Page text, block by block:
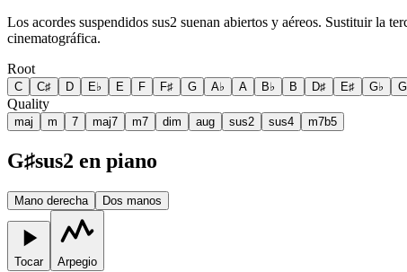
Los acordes suspendidos sus2 suenan abiertos y aéreos. Sustituir la
cinematográfica.
Root
C C♯ D E♭ E F F♯ G A♭ A B♭ B D♯ E♯ G♭
Quality
maj m 7 maj7 m7 dim aug sus2 sus4 m7b5
G♯sus2 en piano
Mano derecha Dos manos
Tocar Arpegio